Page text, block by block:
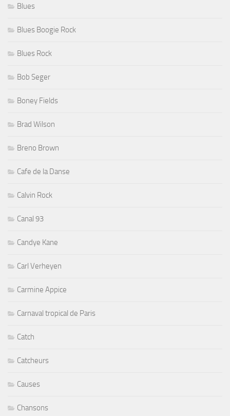
Blues
Blues Boogie Rock
Blues Rock
Bob Seger
Boney Fields
Brad Wilson
Breno Brown
Cafe de la Danse
Calvin Rock
Canal 93
Candye Kane
Carl Verheyen
Carmine Appice
Carnaval tropical de Paris
Catch
Catcheurs
Causes
Chansons